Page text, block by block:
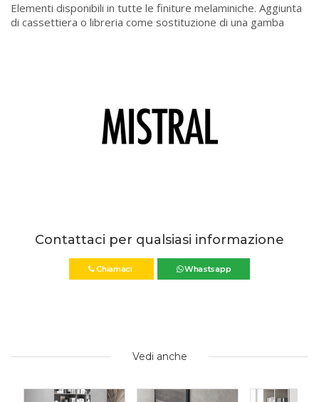
Elementi disponibili in tutte le finiture melaminiche. Aggiunta
di cassettiera o libreria come sostituzione di una gamba
Contattaci per qualsiasi informazione
Chiamaci Whastsapp
Vedi anche